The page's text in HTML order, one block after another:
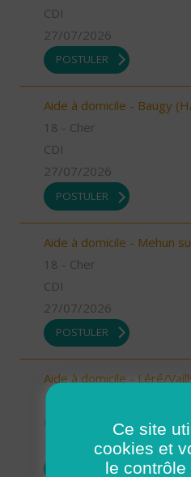
CDI
27/07/2026
POSTULER
Aide à domicile - Baugy
18 - Cher
CDI
27/07/2026
POSTULER
Aide à domicile - Mehun
18 - Cher
CDI
27/07/2026
POSTULER
Aide à domicile - Léré/
18 - Cher
27/07/2026
Ce site
cookies et
le contrôle